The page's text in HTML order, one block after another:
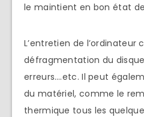
le maintient en bon état
L’entretien de l’ordinateur
défragmentation du
erreurs….etc. Il peut
du matériel, comme le
thermique tous les